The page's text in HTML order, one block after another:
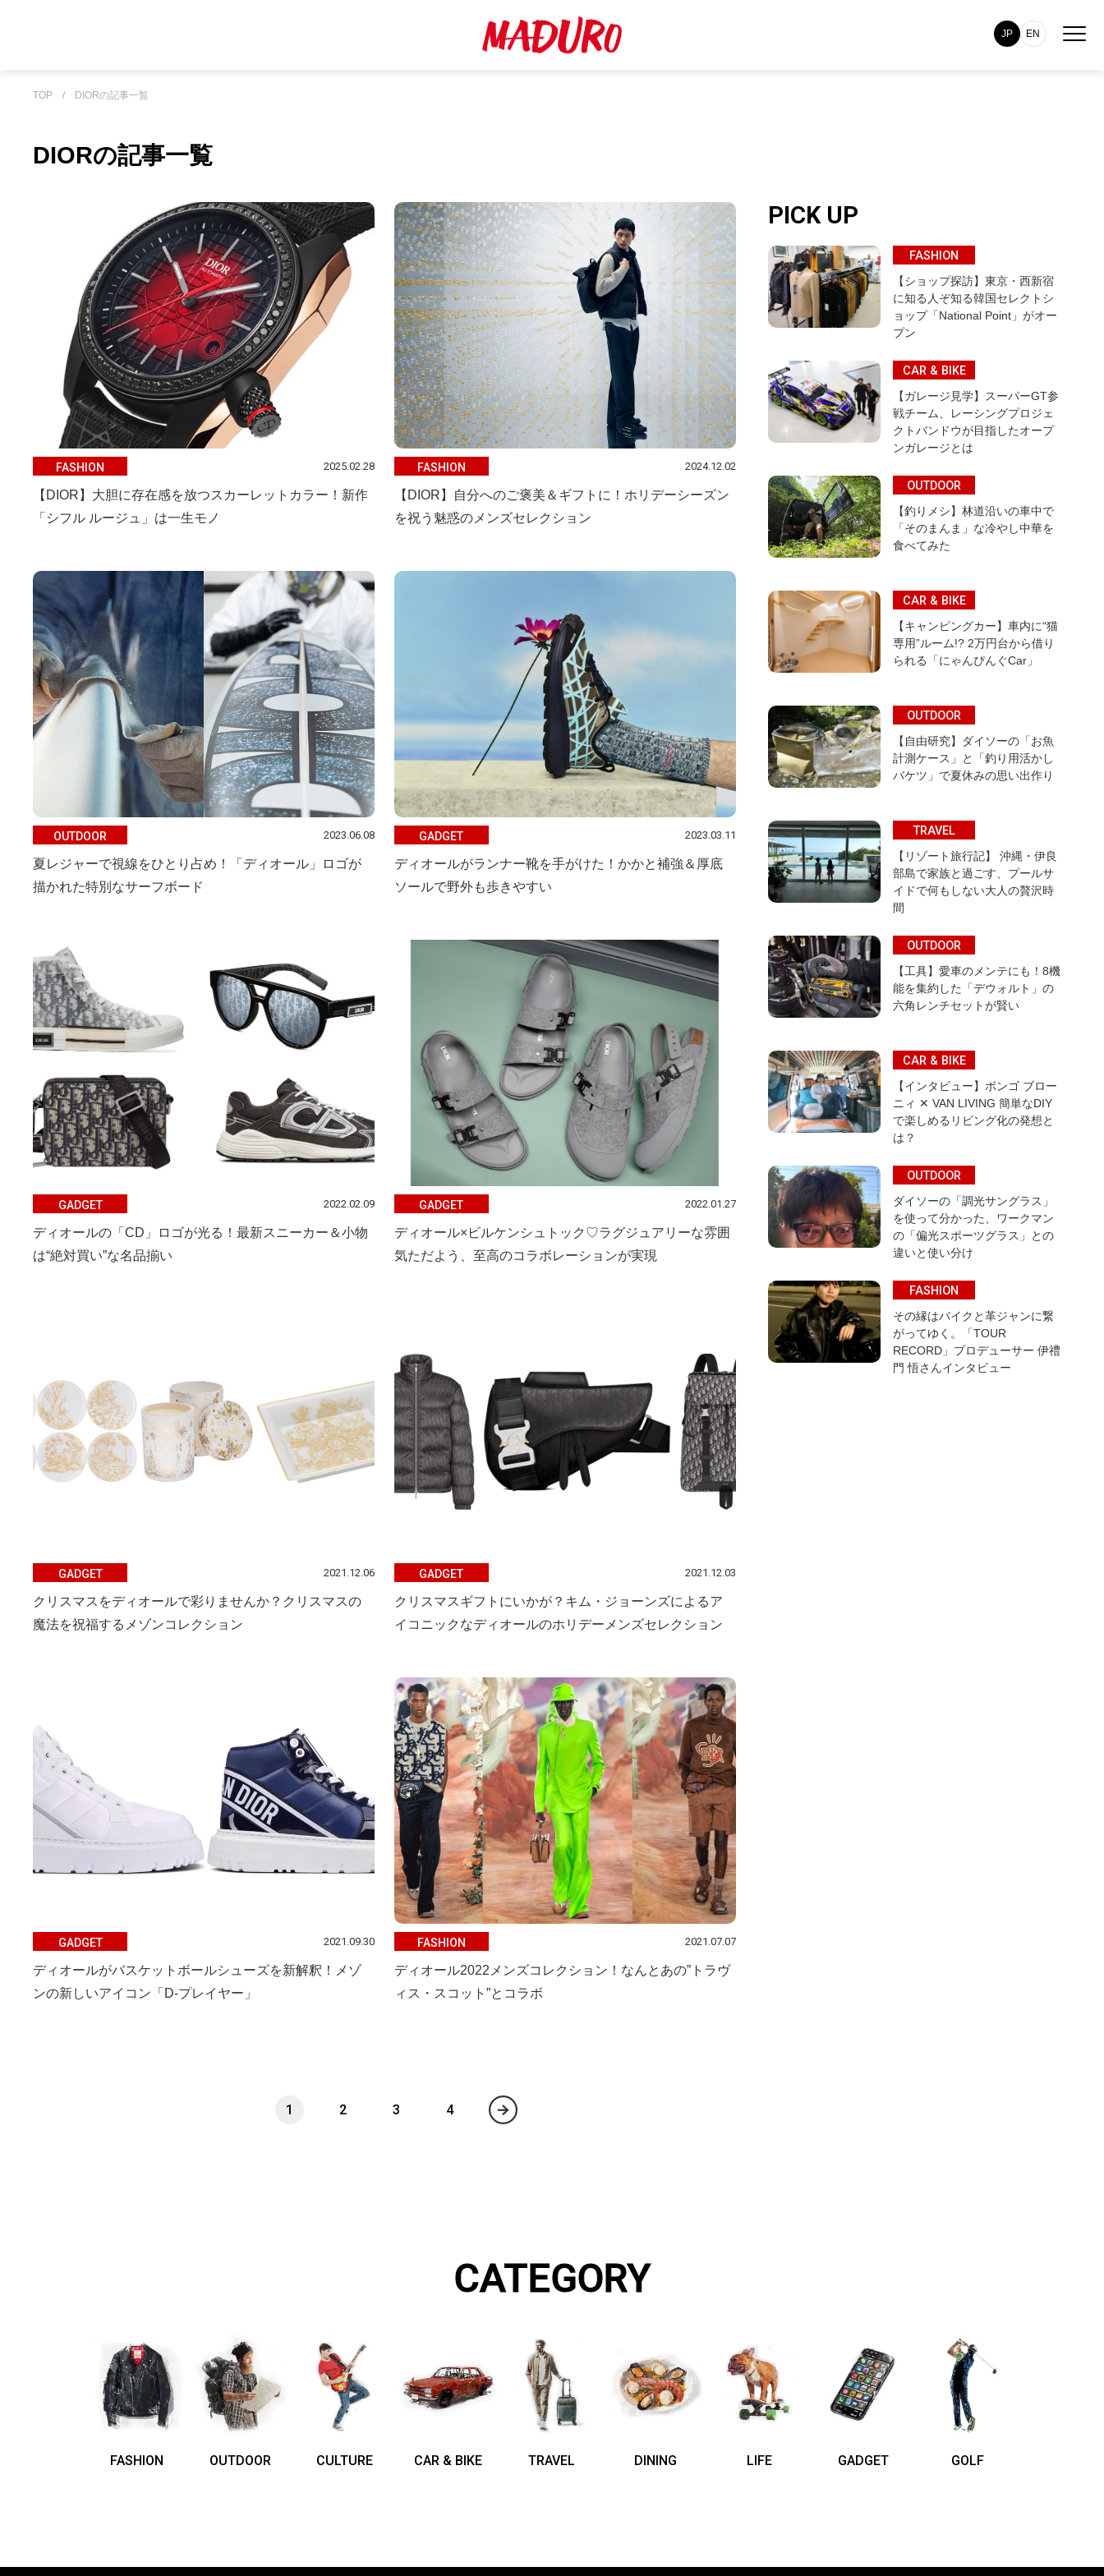
JP EN
TOP / DIORの記事一覧
DIORの記事一覧
FASHION 2025.02.28
【DIOR】大胆に存在感を放つスカーレットカラー！新作
「シフル ルージュ」は一生モノ
FASHION 2024.12.02
【DIOR】自分へのご褒美＆ギフトに！ホリデーシーズン
を祝う魅惑のメンズセレクション
OUTDOOR 2023.06.08
夏レジャーで視線をひとり占め！「ディオール」ロゴが
描かれた特別なサーフボード
GADGET 2023.03.11
ディオールがランナー靴を手がけた！かかと補強＆厚底
ソールで野外も歩きやすい
GADGET 2022.02.09
ディオールの「CD」ロゴが光る！最新スニーカー＆小物
は“絶対買い”な名品揃い
GADGET 2022.01.27
ディオール×ビルケンシュトック♡ラグジュアリーな雰囲
気ただよう、至高のコラボレーションが実現
GADGET 2021.12.06
クリスマスをディオールで彩りませんか？クリスマスの
魔法を祝福するメゾンコレクション
GADGET 2021.12.03
クリスマスギフトにいかが？キム・ジョーンズによるア
イコニックなディオールのホリデーメンズセレクション
GADGET 2021.09.30
ディオールがバスケットボールシューズを新解釈！メゾ
ンの新しいアイコン「D-プレイヤー」
FASHION 2021.07.07
ディオール2022メンズコレクション！なんとあの”トラヴ
ィス・スコット”とコラボ
1 2 3 4
PICK UP
FASHION
【ショップ探訪】東京・西新宿
に知る人ぞ知る韓国セレクトシ
ョップ「National Point」がオー
プン
CAR & BIKE
【ガレージ見学】スーパーGT参
戦チーム、レーシングプロジェ
クトバンドウが目指したオープ
ンガレージとは
OUTDOOR
【釣りメシ】林道沿いの車中で
「そのまんま」な冷やし中華を
食べてみた
CAR & BIKE
【キャンピングカー】車内に“猫
専用”ルーム!? 2万円台から借り
られる「にゃんぴんぐCar」
OUTDOOR
【自由研究】ダイソーの「お魚
計測ケース」と「釣り用活かし
バケツ」で夏休みの思い出作り
TRAVEL
【リゾート旅行記】 沖縄・伊良
部島で家族と過ごす、プールサ
イドで何もしない大人の贅沢時
間
OUTDOOR
【工具】愛車のメンテにも！8機
能を集約した「デウォルト」の
六角レンチセットが賢い
CAR & BIKE
【インタビュー】ボンゴ ブロー
ニィ ✕ VAN LIVING 簡単なDIY
で楽しめるリビング化の発想と
は？
OUTDOOR
ダイソーの「調光サングラス」
を使って分かった、ワークマン
の「偏光スポーツグラス」との
違いと使い分け
FASHION
その縁はバイクと革ジャンに繋
がってゆく。「TOUR
RECORD」プロデューサー 伊禮
門 悟さんインタビュー
CATEGORY
FASHION OUTDOOR CULTURE CAR & BIKE TRAVEL DINING LIFE GADGET GOLF